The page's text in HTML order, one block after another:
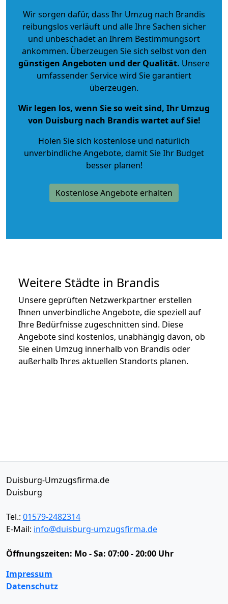
Wir sorgen dafür, dass Ihr Umzug nach Brandis
reibungslos verläuft und alle Ihre Sachen sicher
und unbeschadet an Ihrem Bestimmungsort
ankommen. Überzeugen Sie sich selbst von den
günstigen Angeboten und der Qualität. Unsere
umfassender Service wird Sie garantiert
überzeugen.
Wir legen los, wenn Sie so weit sind, Ihr Umzug
von Duisburg nach Brandis wartet auf Sie!
Holen Sie sich kostenlose und natürlich
unverbindliche Angebote, damit Sie Ihr Budget
besser planen!
Kostenlose Angebote erhalten
Weitere Städte in Brandis
Unsere geprüften Netzwerkpartner erstellen
Ihnen unverbindliche Angebote, die speziell auf
Ihre Bedürfnisse zugeschnitten sind. Diese
Angebote sind kostenlos, unabhängig davon, ob
Sie einen Umzug innerhalb von Brandis oder
außerhalb Ihres aktuellen Standorts planen.
Duisburg-Umzugsfirma.de
Duisburg
Tel.: 01579-2482314
E-Mail: info@duisburg-umzugsfirma.de
Öffnungszeiten: Mo - Sa: 07:00 - 20:00 Uhr
Impressum
Datenschutz